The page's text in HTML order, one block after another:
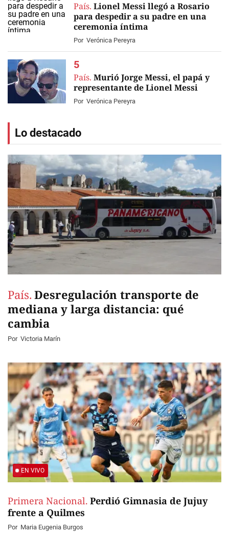
País. Lionel Messi llegó a Rosario
para despedir a su padre en una
ceremonia íntima
Por Verónica Pereyra
País. Murió Jorge Messi, el papá y
representante de Lionel Messi
Por Verónica Pereyra
Lo destacado
País. Desregulación transporte de
mediana y larga distancia: qué
cambia
Por Victoria Marín
EN VIVO
Primera Nacional. Perdió Gimnasia de Jujuy
frente a Quilmes
Por Maria Eugenia Burgos